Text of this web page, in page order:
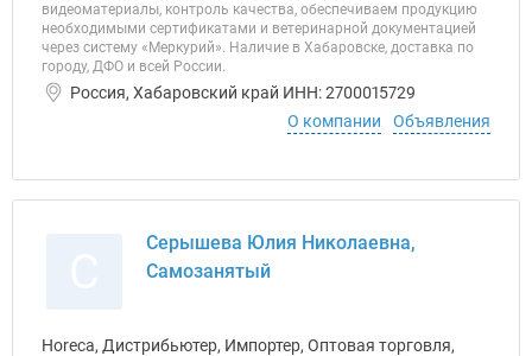
видеоматериалы, контроль качества, обеспечиваем продукцию
необходимыми сертификатами и ветеринарной документацией
через систему «Меркурий». Наличие в Хабаровске, доставка по
городу, ДФО и всей России.
Россия, Хабаровский край ИНН: 2700015729
О компании
Объявления
Серышева Юлия Николаевна,
Самозанятый
Horeca, Дистрибьютер, Импортер, Оптовая торговля,